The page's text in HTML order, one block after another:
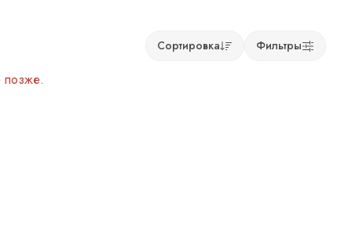
Сортировка Фильтры
позже.